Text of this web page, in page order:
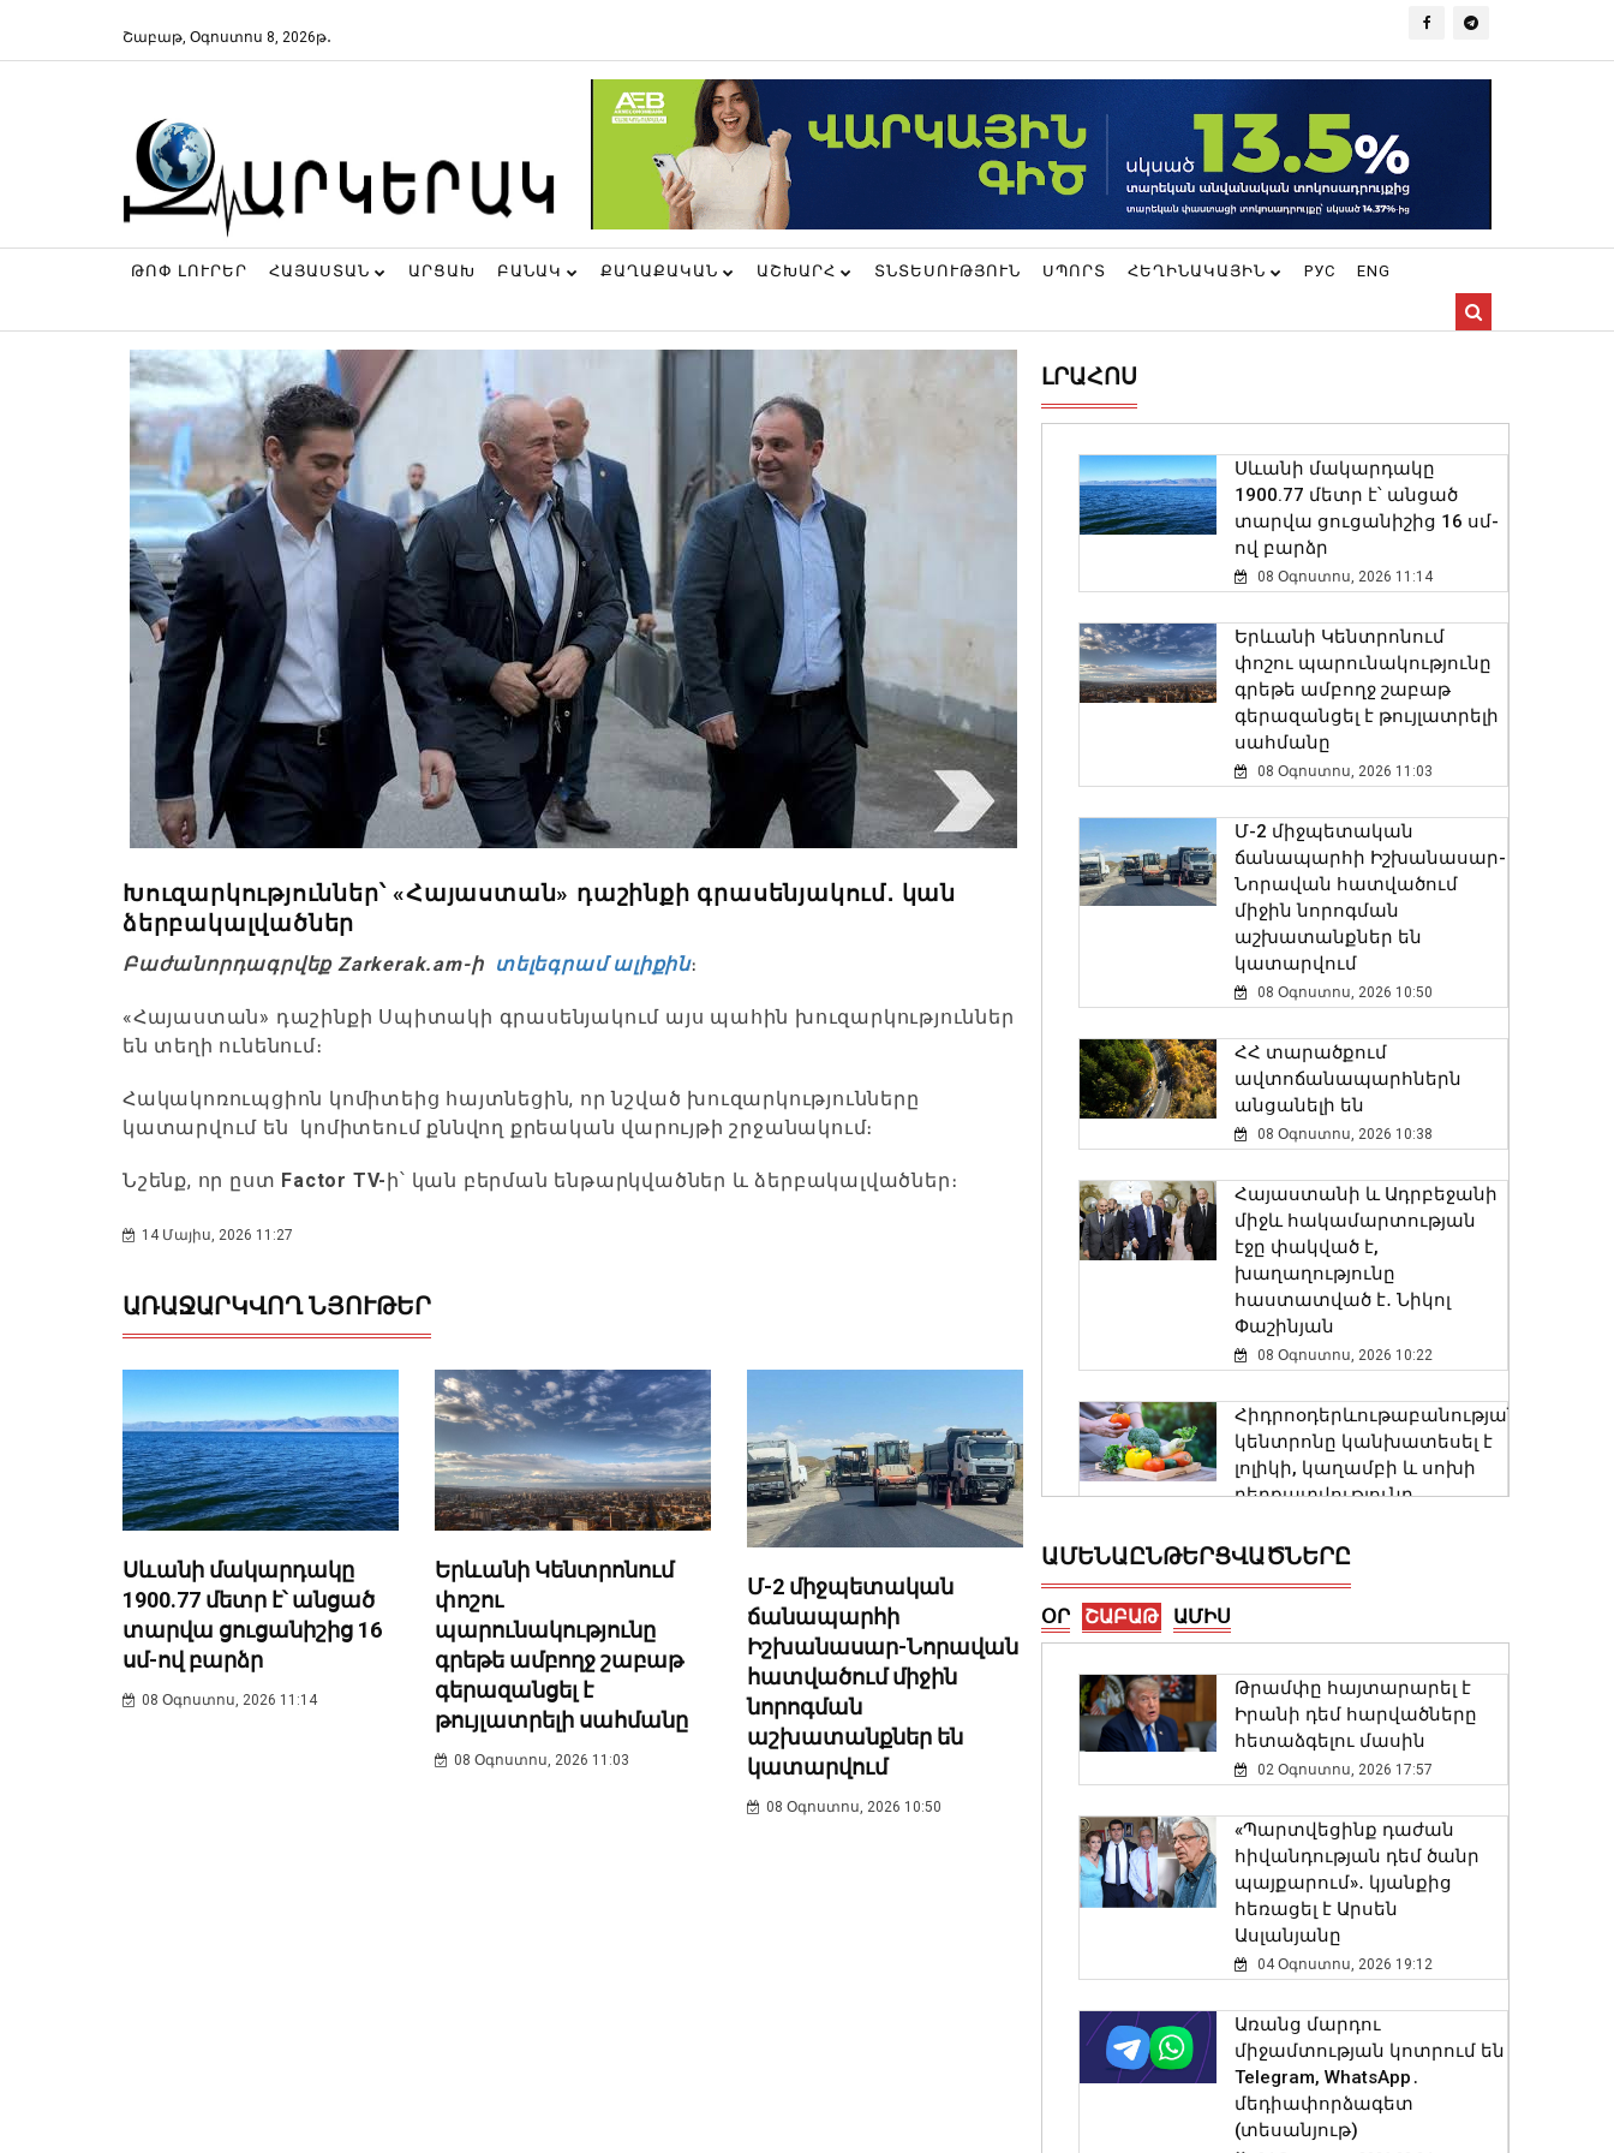
Շաբաթ, Օգոստոս 8, 2026թ․
ԹՈՓ ԼՈՒՐԵՐ ՀԱՅԱՍՏԱՆ ԱՐՑԱԽ ԲԱՆԱԿ ՔԱՂԱՔԱԿԱՆ ԱՇԽԱՐՀ ՏՆՏԵՍՈՒԹՅՈՒՆ ՍՊՈՐՏ ՀԵՂԻՆԱԿԱՅԻՆ РУС ENG
Խուզարկություններ՝ «Հայաստան» դաշինքի գրասենյակում․ կան
ձերբակալվածներ
Բաժանորդագրվեք Zarkerak.am-ի տելեգրամ ալիքին։
«Հայաստան» դաշինքի Սպիտակի գրասենյակում այս պահին խուզարկություններ
են տեղի ունենում։
Հակակոռուպցիոն կոմիտեից հայտնեցին, որ նշված խուզարկությունները
կատարվում են կոմիտեում քննվող քրեական վարույթի շրջանակում։
Նշենք, որ ըստ Factor TV-ի՝ կան բերման ենթարկվածներ և ձերբակալվածներ։
14 Մայիս, 2026 11:27
ԱՌԱՋԱՐԿՎՈՂ ՆՅՈՒԹԵՐ
Սևանի մակարդակը
1900.77 մետր է՝ անցած
տարվա ցուցանիշից 16
սմ-ով բարձր
08 Օգոստոս, 2026 11:14
Երևանի Կենտրոնում
փոշու
պարունակությունը
գրեթե ամբողջ շաբաթ
գերազանցել է
թույլատրելի սահմանը
08 Օգոստոս, 2026 11:03
Մ-2 միջպետական
ճանապարհի
Իշխանասար-Նորավան
հատվածում միջին
նորոգման
աշխատանքներ են
կատարվում
08 Օգոստոս, 2026 10:50
ԼՐԱՀՈՍ
Սևանի մակարդակը
1900.77 մետր է՝ անցած
տարվա ցուցանիշից 16 սմ-
ով բարձր
08 Օգոստոս, 2026 11:14
Երևանի Կենտրոնում
փոշու պարունակությունը
գրեթե ամբողջ շաբաթ
գերազանցել է թույլատրելի
սահմանը
08 Օգոստոս, 2026 11:03
Մ-2 միջպետական
ճանապարհի Իշխանասար-
Նորավան հատվածում
միջին նորոգման
աշխատանքներ են
կատարվում
08 Օգոստոս, 2026 10:50
ՀՀ տարածքում
ավտոճանապարհներն
անցանելի են
08 Օգոստոս, 2026 10:38
Հայաստանի և Ադրբեջանի
միջև հակամարտության
էջը փակված է,
խաղաղությունը
հաստատված է․ Նիկոլ
Փաշինյան
08 Օգոստոս, 2026 10:22
Հիդրոօդերևութաբանության
կենտրոնը կանխատեսել է
լոլիկի, կաղամբի և սոխի
բերքատվությունը
Արարատ Միրզոյանը 5-
Վանաձորում բшխվել են
«Jeep Cherokee»-ն և «Toyota
Camry»-ն
«Դոլֆին» թայֆունը
շարժվում է դեպի
Չինաստան․ վտանգի տակ
է մինչև 30 միլիոն մարդ․
Լևոն Ազիզյան
Երևանում արձանագրվել է
առանց իրավական
հիմքերի վճարովի
ավտոկայանատեղի
ԱՄԵՆԱԸՆԹԵՐՑՎԱԾՆԵՐԸ
ՕՐ ՇԱԲԱԹ ԱՄԻՍ
Թրամփը հայտարարել է
Իրանի դեմ հարվածները
հետաձգելու մասին
02 Օգոստոս, 2026 17:57
«Պարտվեցինք դաժան
հիվանդության դեմ ծանր
պայքարում»․ կյանքից
հեռացել է Արսեն
Ասլանյանը
04 Օգոստոս, 2026 19:12
Առանց մարդու
միջամտության կոտրում են
Telegram, WhatsApp․
մեդիափորձագետ
(տեսանյութ)